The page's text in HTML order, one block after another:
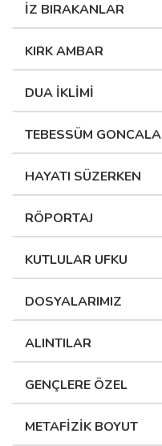
İZ BIRAKANLAR
KIRK AMBAR
DUA İKLİMİ
TEBESSÜM
HAYATI SÜZERKEN
RÖPORTAJ
KUTLULAR UFKU
DOSYALARIMIZ
ALINTILAR
GENÇLERE ÖZEL
METAFİZİK BOYUT